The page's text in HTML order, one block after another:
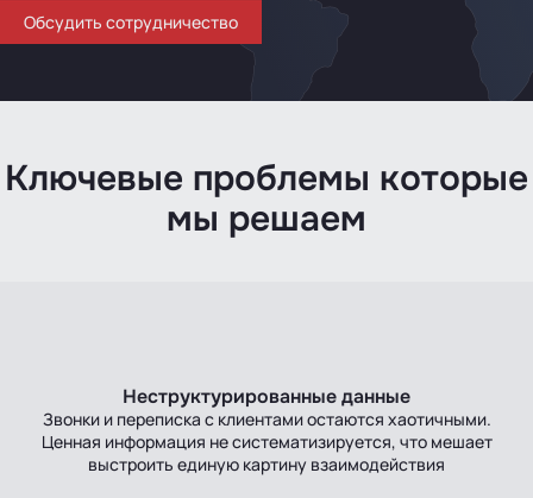
Обсудить сотрудничество
Ключевые проблемы которые
мы решаем
Неструктурированные данные
Звонки и переписка с клиентами остаются хаотичными.
Ценная информация не систематизируется, что мешает
выстроить единую картину взаимодействия